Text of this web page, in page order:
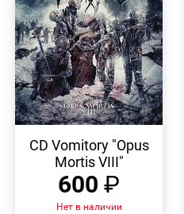
ПРОСМОТР
CD Vomitory "Opus
Mortis VIII"
600 ₽
Нет в наличии